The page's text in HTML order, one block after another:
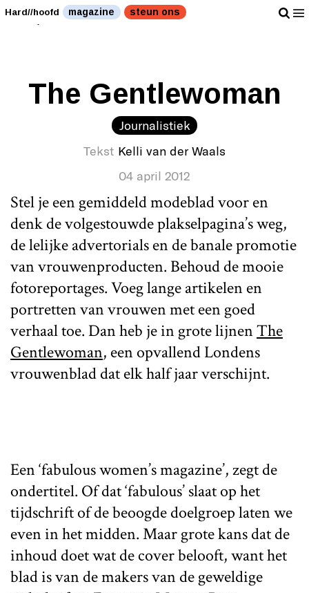
Modetijdschrift zonder die banale shit. " />
Modetijdschrift zonder die banale shit. " />
Hard//hoofd magazine steun ons
The Gentlewoman
Journalistiek
Tekst Kelli van der Waals
04 april 2012
Stel je een gemiddeld modeblad voor en
denk de volgestouwde plakselpagina’s weg,
de lelijke advertorials en de banale promotie
van vrouwenproducten. Behoud de mooie
fotoreportages. Voeg lange artikelen en
portretten van vrouwen met een goed
verhaal toe. Dan heb je in grote lijnenThe
Gentlewoman, een opvallend Londens
vrouwenblad dat elk half jaar verschijnt.
Een ‘fabulous women’s magazine’, zegt de
ondertitel. Of dat ‘fabulous’ slaat op het
tijdschrift of de beoogde doelgroep laten we
even in het midden. Maar grote kans dat de
inhoud doet wat de cover belooft, want het
blad is van de makers van de geweldige